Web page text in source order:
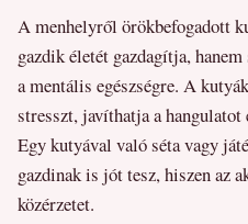
A menhelyről örökbefogadott
gazdik életét gazdagítja,
a mentális egészségre. A
stresszt, javíthatja a
Egy kutyával való séta vagy
gazdinak is jót tesz, hiszen az
közérzetet.